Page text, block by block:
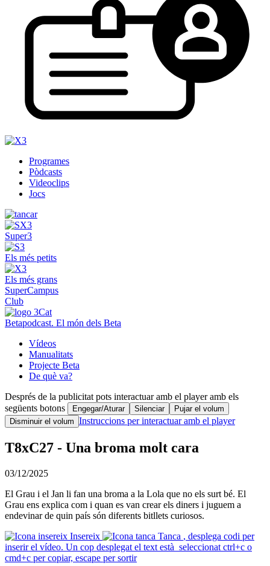
Programes
Pòdcasts
Videoclips
Jocs
Super3
Els més petits
Els més grans
SuperCampus
Club
Betapodcast. El món dels Beta
Vídeos
Manualitats
Projecte Beta
De què va?
Després de la publicitat pots interactuar amb el player amb els
següents botons
Engegar/Aturar Silenciar
Pujar el volum
Disminuir el volum Instruccions per interactuar amb el player
T8xC27 - Una broma molt cara
03/12/2025
El Grau i el Jan li fan una broma a la Lola que no els surt bé. El
Grau ens explica com i quan es van crear els diners i juguem a
endevinar de quin país són diferents bitllets curiosos.
Insereix
Tanca , desplega codi per
inserir el vídeo. Un cop desplegat el text està seleccionat ctrl+c o
cmd+c per copiar, escape per sortir